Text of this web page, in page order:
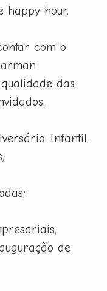
happy hour.
com o
das
Infantil,
de